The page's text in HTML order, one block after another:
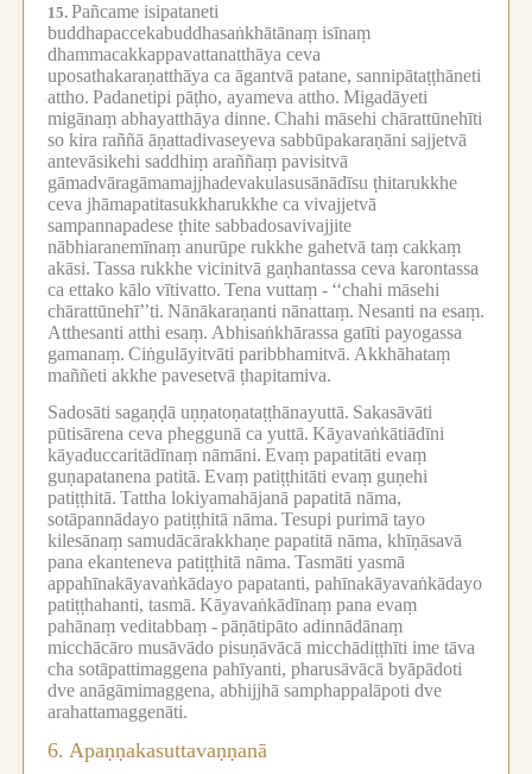
15. Pañcame isipataneti
buddhapaccekabuddhasaṅkhātānaṃ isīnaṃ
dhammacakkappavattanatthāya ceva
uposathakaraṇatthāya ca āgantvā patane, sannipātaṭṭhāneti
attho. Padanetipi pāṭho, ayameva attho. Migadāyeti
migānaṃ abhayatthāya dinne. Chahi māsehi chārattūnehīti
so kira raññā āṇattadivaseyeva sabbūpakaraṇāni sajjetvā
antevāsikehi saddhiṃ araññaṃ pavisitvā
gāmadvāragāmamajjhadevakulasusānādīsu ṭhitarukkhe
ceva jhāmapatitasukkharukkhe ca vivajjetvā
sampannapadese ṭhite sabbadosavivajjite
nābhiaranemīnaṃ anurūpe rukkhe gahetvā taṃ cakkaṃ
akāsi. Tassa rukkhe vicinitvā gaṇhantassa ceva karontassa
ca ettako kālo vītivatto. Tena vuttaṃ - ‘‘chahi māsehi
chārattūnehī’’ti. Nānākaraṇanti nānattaṃ. Nesanti na esaṃ.
Atthesanti atthi esaṃ. Abhisaṅkhārassa gatīti payogassa
gamanaṃ. Ciṅgulāyitvāti paribbhamitvā. Akkhāhataṃ
maññeti akkhe pavesetvā ṭhapitamiva.
Sadosāti sagaṇḍā uṇṇatoṇataṭṭhānayuttā. Sakasāvāti
pūtisārena ceva pheggunā ca yuttā. Kāyavaṅkātiādīni
kāyaduccaritādīnaṃ nāmāni. Evaṃ papatitāti evaṃ
guṇapatanena patitā. Evaṃ patiṭṭhitāti evaṃ guṇehi
patiṭṭhitā. Tattha lokiyamahājanā papatitā nāma,
sotāpannādayo patiṭṭhitā nāma. Tesupi purimā tayo
kilesānaṃ samudācārakkhaṇe papatitā nāma, khīṇāsavā
pana ekanteneva patiṭṭhitā nāma. Tasmāti yasmā
appahīnakāyavaṅkādayo papatanti, pahīnakāyavaṅkādayo
patiṭṭhahanti, tasmā. Kāyavaṅkādīnaṃ pana evaṃ
pahānaṃ veditabbaṃ -pāṇātipāto adinnādānaṃ
micchācāro musāvādo pisuṇāvācā micchādiṭṭhīti ime tāva
cha sotāpattimaggena pahīyanti, pharusāvācā byāpādoti
dve anāgāmimaggena, abhijjhā samphappalāpoti dve
arahattamaggenāti.
6. Apaṇṇakasuttavaṇṇanā